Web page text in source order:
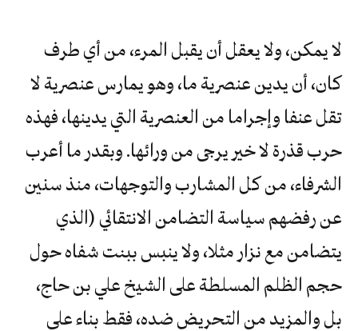
لا يمكن، ولا يعقل أن يقبل المرء، من أي طرف
كان، أن يدين عنصرية ما، وهو يمارس عنصرية لا
تقل عنفا وإجراما من العنصرية التي يدينها، فهذه
حرب قذرة لا خير يرجى من ورائها. وبقدر ما أعرب
الشرفاء، من كل المشارب والتوجهات، منذ سنين
عن رفضهم سياسة التضامن الانتقائي (الذي
يتضامن مع نزار مثلا، ولا ينبس ببنت شفاه حول
حجم الظلم المسلطة على الشيخ علي بن حاج،
بل والمزيد من التحريض ضده، فقط بناء على